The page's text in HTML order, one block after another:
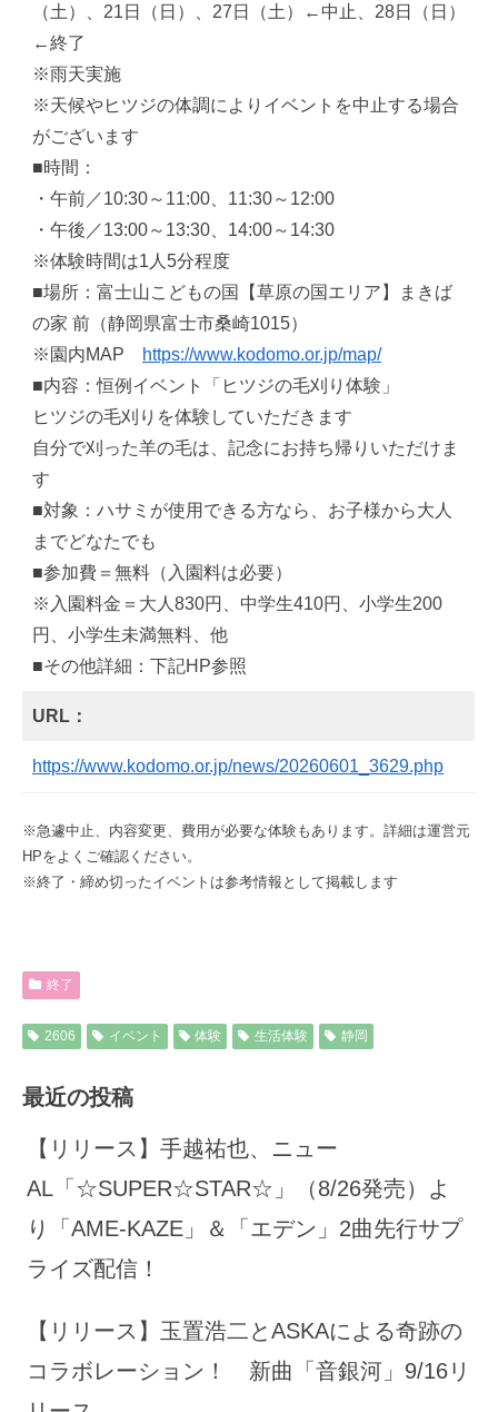
（土）、21日（日）、27日（土）←中止、28日（日）
←終了
※雨天実施
※天候やヒツジの体調によりイベントを中止する場合
がございます
■時間：
・午前／10:30～11:00、11:30～12:00
・午後／13:00～13:30、14:00～14:30
※体験時間は1人5分程度
■場所：富士山こどもの国【草原の国エリア】まきば
の家 前（静岡県富士市桑崎1015）
※園内MAP
https://www.kodomo.or.jp/map/
■内容：恒例イベント「ヒツジの毛刈り体験」
ヒツジの毛刈りを体験していただきます
自分で刈った羊の毛は、記念にお持ち帰りいただけま
す
■対象：ハサミが使用できる方なら、お子様から大人
までどなたでも
■参加費＝無料（入園料は必要）
※入園料金＝大人830円、中学生410円、小学生200
円、小学生未満無料、他
■その他詳細：下記HP参照
URL：
https://www.kodomo.or.jp/news/20260601_3629.php
※急遽中止、内容変更、費用が必要な体験もあります。詳細は運営元
HPをよくご確認ください。
※終了・締め切ったイベントは参考情報として掲載します
終了
2606 イベント 体験 生活体験 静岡
最近の投稿
【リリース】手越祐也、ニュー
AL「☆SUPER☆STAR☆」（8/26発売）よ
り「AME-KAZE」＆「エデン」2曲先行サプ
ライズ配信！
【リリース】玉置浩二とASKAによる奇跡の
コラボレーション！ 新曲「音銀河」9/16リ